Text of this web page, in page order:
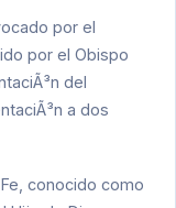
por el
por el Obispo
del
a dos
, conocido como